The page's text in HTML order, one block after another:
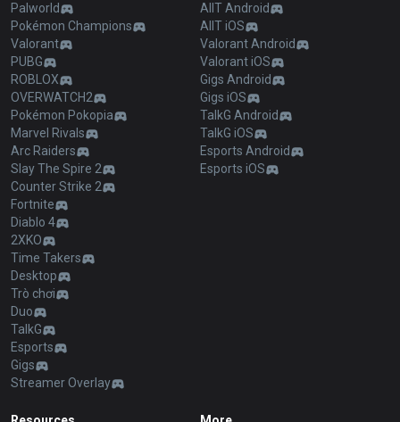
Palworld
Pokémon Champions
Valorant
PUBG
ROBLOX
OVERWATCH2
Pokémon Pokopia
Marvel Rivals
Arc Raiders
Slay The Spire 2
Counter Strike 2
Fortnite
Diablo 4
2XKO
Time Takers
Desktop
Trò chơi
Duo
TalkG
Esports
Gigs
Streamer Overlay
AllT Android
AllT iOS
Valorant Android
Valorant iOS
Gigs Android
Gigs iOS
TalkG Android
TalkG iOS
Esports Android
Esports iOS